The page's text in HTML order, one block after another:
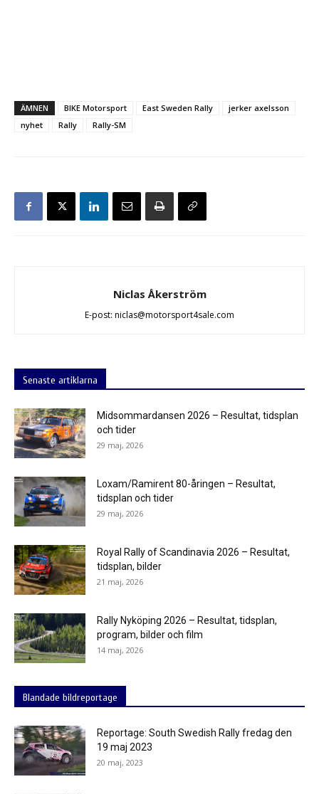
ÄMNEN BIKE Motorsport East Sweden Rally
jerker axelsson
nyhet
Rally Rally-SM
Niclas Åkerström
E-post: niclas@motorsport4sale.com
Senaste artiklarna
Midsommardansen 2026 – Resultat, tidsplan
och tider
29 maj, 2026
Loxam/Ramirent 80-åringen – Resultat,
tidsplan och tider
29 maj, 2026
Royal Rally of Scandinavia 2026 – Resultat,
tidsplan, bilder
21 maj, 2026
Rally Nyköping 2026 – Resultat, tidsplan,
program, bilder och film
14 maj, 2026
Blandade bildreportage
Reportage: South Swedish Rally fredag den
19 maj 2023
20 maj, 2023